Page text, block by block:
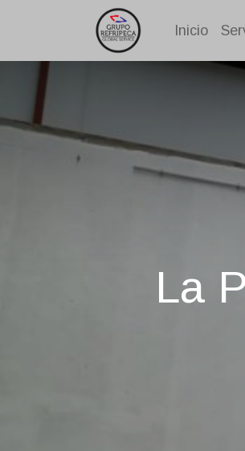
Inicio
La